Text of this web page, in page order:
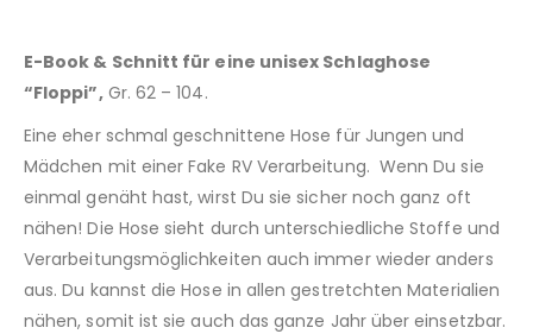
E-Book & Schnitt für eine unisex Schlaghose
“Floppi”,Gr. 62 – 104.
Eine eher schmal geschnittene Hose für Jungen und
Mädchen mit einer Fake RV Verarbeitung. Wenn Du sie
einmal genäht hast, wirst Du sie sicher noch ganz oft
nähen! Die Hose sieht durch unterschiedliche Stoffe und
Verarbeitungsmöglichkeiten auch immer wieder anders
aus. Du kannst die Hose in allen gestretchten Materialien
nähen, somit ist sie auch das ganze Jahr über einsetzbar.